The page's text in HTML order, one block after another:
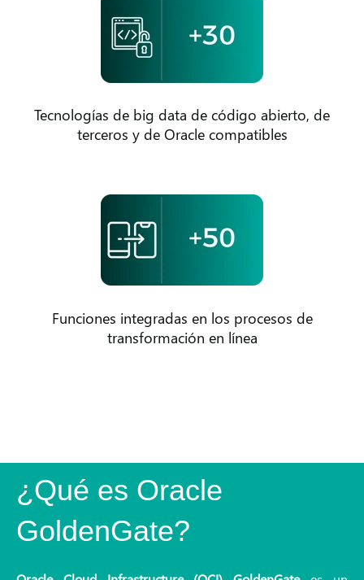
Tecnologías de big data de código abierto, de
terceros y de Oracle compatibles
Funciones integradas en los procesos de
transformación en línea
¿Qué es Oracle
GoldenGate?